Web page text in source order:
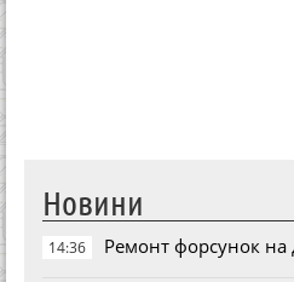
Новини
14:36 Ремонт форсунок на